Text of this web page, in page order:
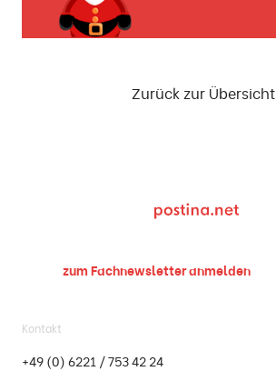
Zurück zur Übersicht
zum Fachnewsletteranmelden
Kontakt
+49 (0) 6221 / 753 42 24